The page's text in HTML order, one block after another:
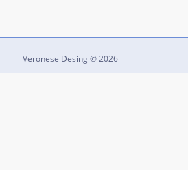
Veronese Desing © 2026